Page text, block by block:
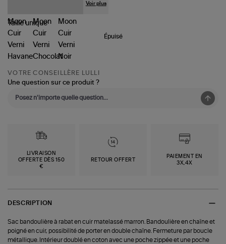
Voir plus
Tailleunique
Épuisé
VOTRE CONSEILLÈRE LULLI
Une question sur ce produit ?
LIVRAISON
OFFERTE DÈS 150
€
RETOUR OFFERT
PAIEMENT EN
3X,4X
DESCRIPTION
Sac bandoulière à rabat en cuir matelassé marron. Bandoulière en chaîne et
poigné en cuir, possibilité de porter en double chaîne. Fermeture par boucle
métallique. Intérieur doublé en coton avec une poche zippée et une poche